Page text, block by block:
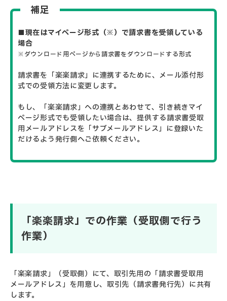
補足
■現在はマイページ形式（※）で請求書を受領している
場合
※ダウンロード用ページから請求書をダウンロードする形式
請求書を「楽楽請求」に連携するために、メール添付形
式での受領方法に変更します。
もし、「楽楽請求」への連携とあわせて、引き続きマイ
ページ形式でも受領したい場合は、提供する請求書受取
用メールアドレスを「サブメールアドレス」に登録いた
だけるよう発行側へご依頼ください。
「楽楽請求」での作業（受取側で行う
作業）
「楽楽請求」（受取側）にて、取引先用の「請求書受取用
メールアドレス」を用意し、取引先（請求書発行先）に共有
します。